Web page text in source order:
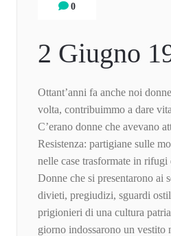
0
2 Giugno
Ottant’anni fa anche noi
volta, contribuimmo a dare
C’erano donne che avevano
Resistenza: partigiane sulle
nelle case trasformate in
Donne che si presentarono ai
divieti, pregiudizi, sguardi
prigionieri di una cultura
giorno indossarono un vestito